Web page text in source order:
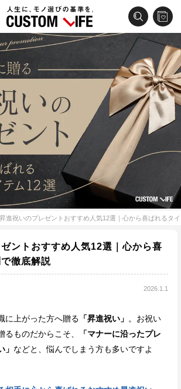
昇進祝いのプレゼントおすすめ人気12選｜心から喜ばれるタ
ントおすすめ人気12選｜心から喜
徹底解説
2026.1.1
に上がった方へ贈る 「昇進祝い」 。お祝い
ものだからこそ、
「マナーに沿ったプレ
」 などと、悩んでしまう方も多いですよ